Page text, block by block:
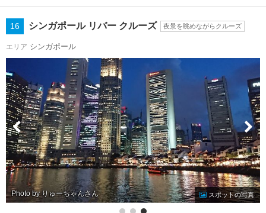
16 シンガポール リバー クルーズ 夜景を眺めながらクルーズ
エリア シンガポール
Photo by りゅーちゃん スポットの写真